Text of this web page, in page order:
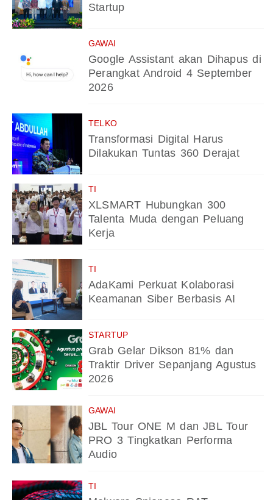
Startup
GAWAI
Google Assistant akan Dihapus di
Perangkat Android 4 September
2026
TELKO
Transformasi Digital Harus
Dilakukan Tuntas 360 Derajat
TI
XLSMART Hubungkan 300
Talenta Muda dengan Peluang
Kerja
TI
AdaKami Perkuat Kolaborasi
Keamanan Siber Berbasis AI
STARTUP
Grab Gelar Dikson 81% dan
Traktir Driver Sepanjang Agustus
2026
GAWAI
JBL Tour ONE M dan JBL Tour
PRO 3 Tingkatkan Performa
Audio
TI